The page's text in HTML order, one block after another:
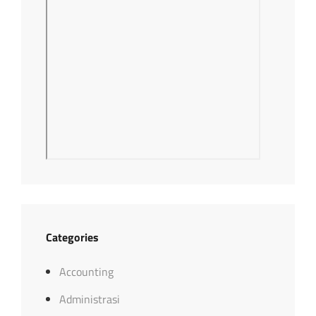
Categories
Accounting
Administrasi